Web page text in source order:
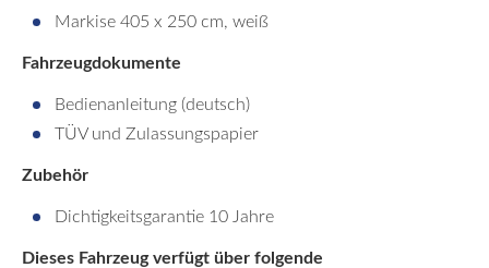
Markise 405 x 250 cm, weiß
Fahrzeugdokumente
Bedienanleitung (deutsch)
TÜV und Zulassungspapier
Zubehör
Dichtigkeitsgarantie 10 Jahre
Dieses Fahrzeug verfügt über folgende